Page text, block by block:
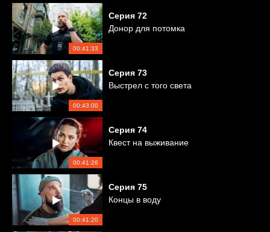
00:41:33
Серия 72
Донор для потомка
00:43:00
Серия 73
Выстрел с того света
00:41:26
Серия 74
Квест на выживание
00:41:20
Серия 75
Концы в воду